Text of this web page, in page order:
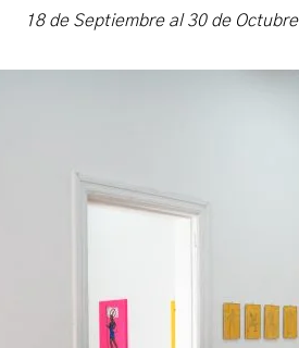
18 de Septiembre al 30 de Octubre